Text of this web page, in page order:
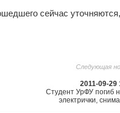
сейчас уточняются,
Следующая
2011-09-29
Студент УрФУ погиб
электрички,